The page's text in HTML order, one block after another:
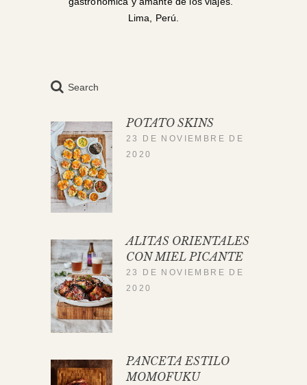
Lima, Perú.
Search
POTATO SKINS
23 DE NOVIEMBRE DE
2020
ALITAS ORIENTALES
CON MIEL PICANTE
23 DE NOVIEMBRE DE
2020
PANCETA ESTILO
MOMOFUKU